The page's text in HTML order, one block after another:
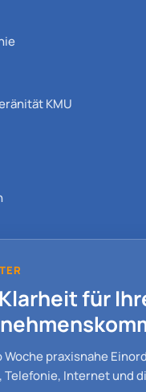
KMU
für
Woche praxisnahe
Telefonie, Internet und